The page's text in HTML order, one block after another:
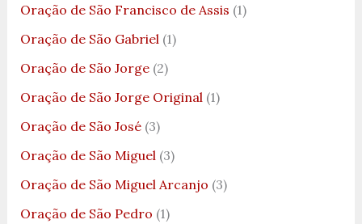
Oração de São Francisco de Assis (1)
Oração de São Gabriel (1)
Oração de São Jorge(2)
Oração de São Jorge Original (1)
Oração de São José(3)
Oração de São Miguel (3)
Oração de São Miguel Arcanjo (3)
Oração de São Pedro (1)